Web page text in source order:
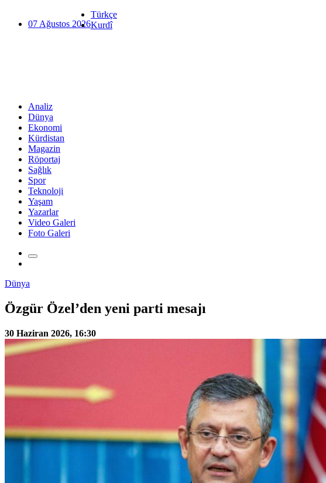
07 Ağustos 2026
Türkçe
Kurdî
Analiz
Dünya
Ekonomi
Kürdistan
Magazin
Röportaj
Sağlık
Spor
Teknoloji
Yaşam
Yazarlar
Video Galeri
Foto Galeri
Dünya
Özgür Özel’den yeni parti mesajı
30 Haziran 2026, 16:30